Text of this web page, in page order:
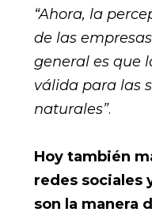
“Ahora, la
de las
general es que
válida para las
naturales”.
Hoy también
redes sociales
son la manera